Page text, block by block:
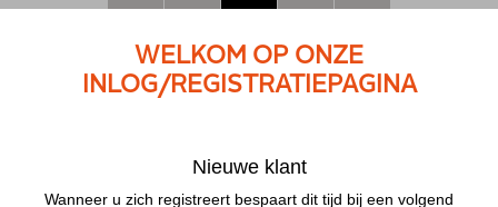
WELKOM OP ONZE
INLOG/REGISTRATIEPAGINA
Nieuwe klant
Wanneer u zich registreert bespaart dit tijd bij een volgend